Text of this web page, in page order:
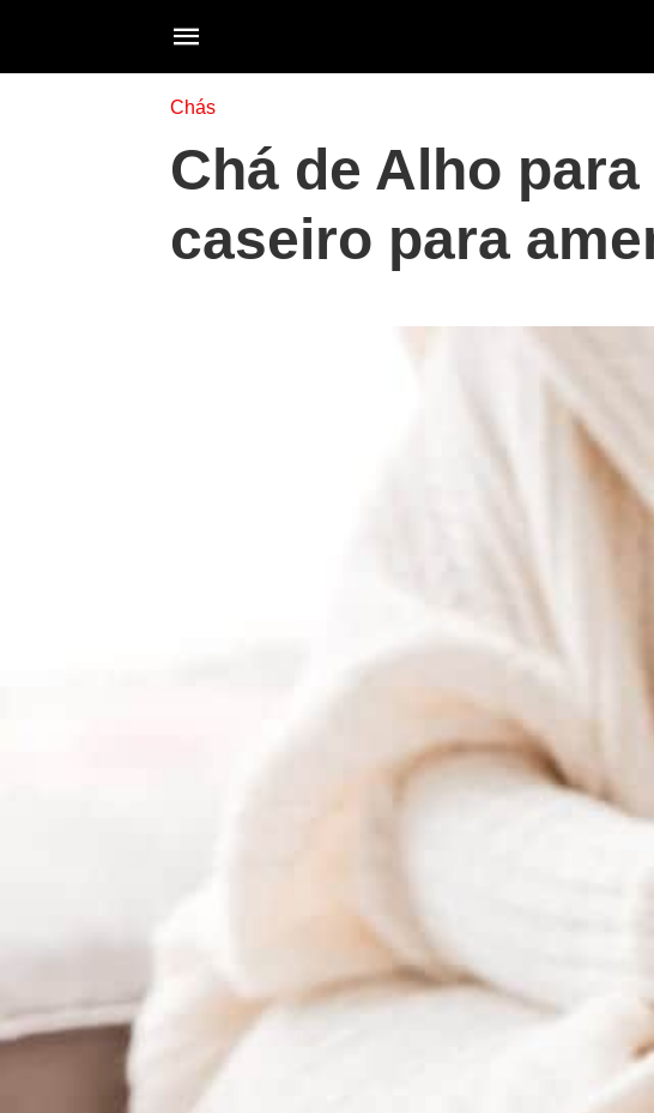
Chás
Chá de Alho
caseiro para